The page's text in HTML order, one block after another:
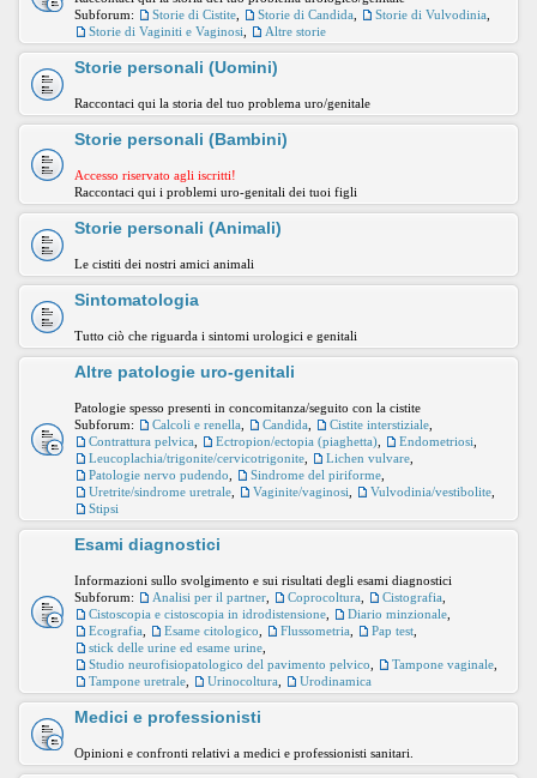
Subforum:
Storie di Cistite Storie di Candida Storie di Vulvodinia
Storie di Vaginiti e Vaginosi
Altre storie
Storie personali (Uomini)
Raccontaci qui la storia del tuo problema uro/genitale
Storie personali (Bambini)
Accesso riservato agli iscritti!
Raccontaci qui i problemi uro-genitali dei tuoi figli
Storie personali (Animali)
Le cistiti dei nostri amici animali
Sintomatologia
Tutto ciò che riguarda i sintomi urologici e genitali
Altre patologie uro-genitali
Patologie spesso presenti in concomitanza/seguito con la cistite
Subforum:
Calcoli e renella Candida Cistite interstiziale
Contrattura pelvica
Ectropion/ectopia (piaghetta) Endometriosi
Leucoplachia/trigonite/cervicotrigonite
Lichen vulvare
Patologie nervo pudendo
Sindrome del piriforme
Uretrite/sindrome uretrale
Vaginite/vaginosi Vulvodinia/vestibolite
Stipsi
Esami diagnostici
Informazioni sullo svolgimento e sui risultati degli esami diagnostici
Subforum:
Analisi per il partner Coprocoltura Cistografia
Cistoscopia e cistoscopia in idrodistensione
Diario minzionale
Ecografia
Esame citologico Flussometria Pap test
stick delle urine ed esame urine
Studio neurofisiopatologico del pavimento pelvico
Tampone vaginale
Tampone uretrale
Urinocoltura Urodinamica
Medici e professionisti
Opinioni e confronti relativi a medici e professionisti sanitari.